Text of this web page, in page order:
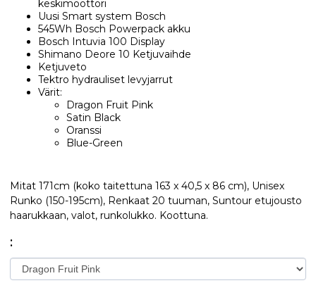
keskimoottori
Uusi Smart system Bosch
545Wh Bosch Powerpack akku
Bosch Intuvia 100 Display
Shimano Deore 10 Ketjuvaihde
Ketjuveto
Tektro hydrauliset levyjarrut
Värit:
Dragon Fruit Pink
Satin Black
Oranssi
Blue-Green
Mitat 171cm (koko taitettuna 163 x 40,5 x 86 cm), Unisex
Runko (150-195cm), Renkaat 20 tuuman, Suntour etujousto
haarukkaan, valot, runkolukko. Koottuna.
: